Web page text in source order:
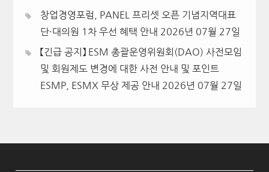
창업경영포럼, PANEL 프리셋 오픈 기념지역대표
단·대의원 1차 우선 혜택 안내 2026년 07월 27일
【긴급 공지】 ESM 총괄운영위원회(DAO) 사전모임
및 회원제도 변경에 대한 사전 안내 및 포인트
ESMP, ESMX 무상 제공 안내 2026년 07월 27일